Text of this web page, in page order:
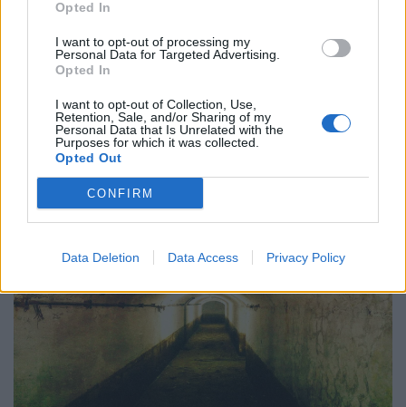
Opted In
I want to opt-out of processing my
Personal Data for Targeted Advertising.
Opted In
I want to opt-out of Collection, Use,
Retention, Sale, and/or Sharing of my
Personal Data that Is Unrelated with the
Purposes for which it was collected.
Opted Out
CONFIRM
Data Deletion Data Access Privacy Policy
16.07.24
Μια χαρτογράφηση της πόλης μέσα από μερικά γνωστά
αγάλματά της.